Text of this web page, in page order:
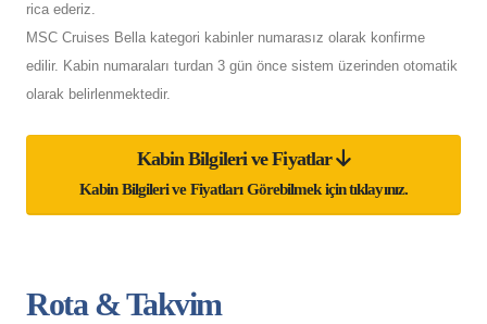
rica ederiz.
MSC Cruises Bella kategori kabinler numarasız olarak konfirme
edilir. Kabin numaraları turdan 3 gün önce sistem üzerinden otomatik
olarak belirlenmektedir.
Kabin Bilgileri ve Fiyatlar
Kabin Bilgileri ve Fiyatları Görebilmek için tıklayınız.
Rota & Takvim